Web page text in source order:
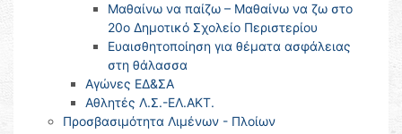
Μαθαίνω να παίζω – Μαθαίνω να ζω στο
20ο Δημοτικό Σχολείο Περιστερίου
Ευαισθητοποίηση για θέματα ασφάλειας
στη θάλασσα
Αγώνες ΕΔ&ΣΑ
Αθλητές Λ.Σ.-ΕΛ.ΑΚΤ.
Προσβασιμότητα Λιμένων - Πλοίων